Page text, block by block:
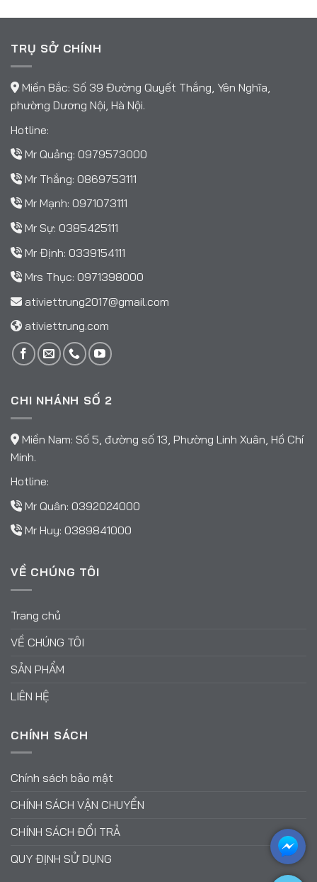
TRỤ SỞ CHÍNH
Miền Bắc: Số 39 Đường Quyết Thắng, Yên Nghĩa,
phường Dương Nội, Hà Nội.
Hotline:
Mr Quảng: 0979573000
Mr Thắng: 0869753111
Mr Mạnh: 0971073111
Mr Sự: 0385425111
Mr Định: 0339154111
Mrs Thục: 0971398000
ativiettrung2017@gmail.com
ativiettrung.com
CHI NHÁNH SỐ 2
Miền Nam: Số 5, đường số 13, Phường Linh Xuân, Hồ Chí
Minh.
Hotline:
Mr Quân: 0392024000
Mr Huy: 0389841000
VỀ CHÚNG TÔI
Trang chủ
VỀ CHÚNG TÔI
SẢN PHẨM
LIÊN HỆ
CHÍNH SÁCH
Chính sách bảo mật
CHÍNH SÁCH VẬN CHUYỂN
CHÍNH SÁCH ĐỔI TRẢ
QUY ĐỊNH SỬ DỤNG